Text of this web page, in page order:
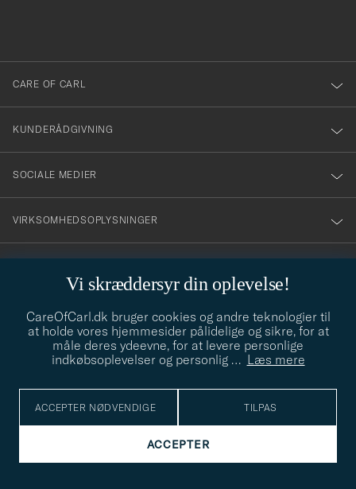
Vi skræddersyr din oplevelse!
CareOfCarl.dk bruger cookies og andre teknologier til
at holde vores hjemmesider pålidelige og sikre, for at
måle deres ydeevne, for at levere personlige
indkøbsoplevelser og personlig … Læs mere
ACCEPTER NØDVENDIGE TILPAS
ACCEPTER
dig
till
vårt
nyhetsbrev!
CARE OF CARL
KUNDERÅDGIVNING
SOCIALE MEDIER
VIRKSOMHEDSOPLYSNINGER
info@careofcarl.dk
Behøver du hjælp til at finde din stil? Lad os hjælpe dig, vi hjælper
gerne til!
STILRÅD